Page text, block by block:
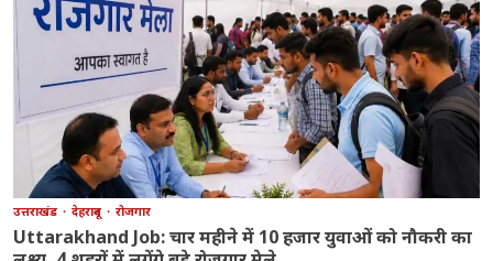
उत्तराखंड देहरादून रोजगार
Uttarakhand Job: चार महीने में 10 हजार युवाओं को नौकरी का